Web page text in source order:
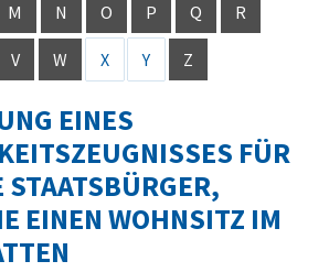
M N O P Q R
V W X Y Z
EINES
FÜR
STAATSBÜRGER,
EINEN WOHNSITZ IM